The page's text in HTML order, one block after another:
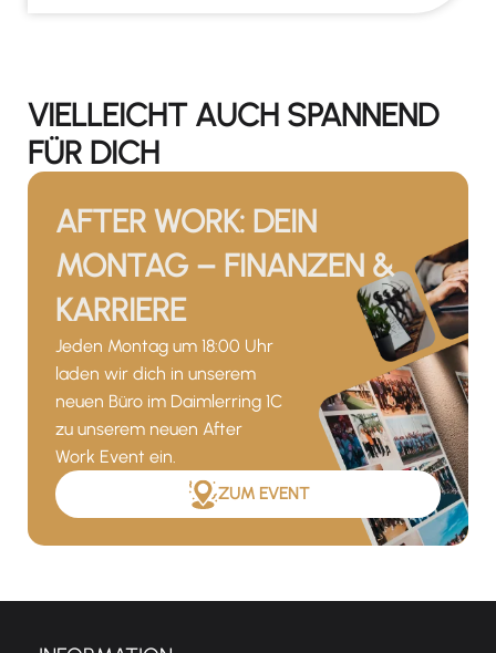
VIELLEICHT AUCH SPANNEND
FÜR DICH
AFTER WORK: DEIN
MONTAG – FINANZEN &
KARRIERE
Jeden Montag um 18:00 Uhr
laden wir dich in unserem
neuen Büro im Daimlerring 1C
zu unserem neuen After
Work Event ein.
ZUM EVENT